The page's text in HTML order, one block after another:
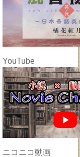
YouTube
ニコニコ動画